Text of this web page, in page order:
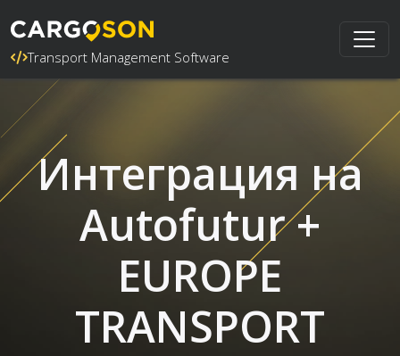
Transport Management Software
Интеграция на
Autofutur +
EUROPE
TRANSPORT